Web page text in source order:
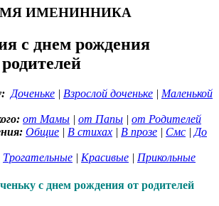
ИМЕНИННИКА
с днем рождения
Доченьке | Взрослой доченьке | Маленькой
от Мамы | от Папы | от Родителей
Общие | В стихах | В прозе | Смс | До
Трогательные | Красивые | Прикольные
с днем рождения от родителей